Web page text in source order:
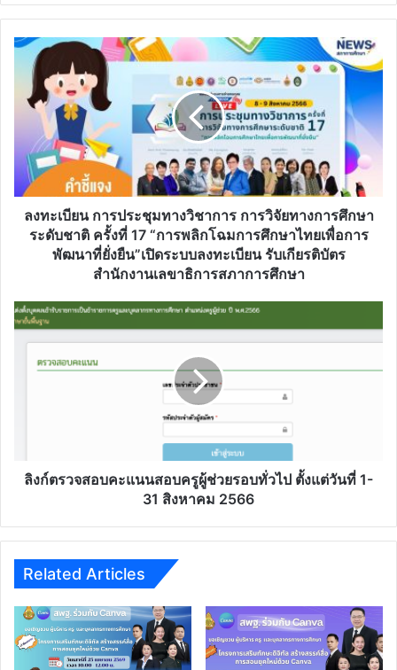
ลง
ทะเบียน
การ
ประชุม
วิชาการ
การ
วิจัย
ทางการ
ศึกษา
ระดับ
17
“การ
พลิก
พัฒนา
ระบบ
ทะเบียน
รับ
เกียรติ
บัตร
สำนักงาน
เลขาธิการ
ลงทะเบียน การประชุมทางวิชาการ การวิจัยทางการศึกษา
ระดับชาติ ครั้งที่ 17 “การพลิกโฉมการศึกษาไทยเพื่อการ
พัฒนาที่ยั่งยืน”เปิดระบบลงทะเบียน รับเกียรติบัตร
สำนักงานเลขาธิการสภาการศึกษา
ลิงก์
ตรวจ
สอบ
คะแนน
รอบ
ทั่วไป
31
สิงหาคม
2566
ลิงก์ตรวจสอบคะแนนสอบครูผู้ช่วยรอบทั่วไป ตั้งแต่วันที่ 1-
31 สิงหาคม 2566
Related Articles